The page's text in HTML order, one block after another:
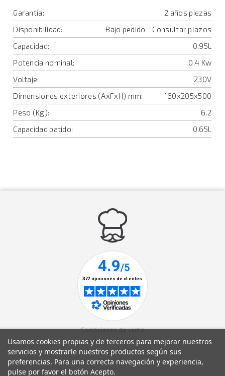
Garantía:
2 años piezas
Disponibilidad:
Bajo pedido - Consultar plazos
Capacidad:
0.95L
Potencia nominal:
0.4 Kw
Voltaje:
230V
Dimensiones exteriores (AxFxH) mm:
160x205x500
Peso (Kg):
6.2
Capacidad batido:
0.65L
Condiciones de venta
Política de privacidad
Aviso legal
Política de cookies
Usamos cookies propias y de terceros para mejorar nuestros
servicios y mostrarle nuestros productos según sus
preferencias. Para una correcta navegación y experiencia,
pulse por favor el botón Acepto.